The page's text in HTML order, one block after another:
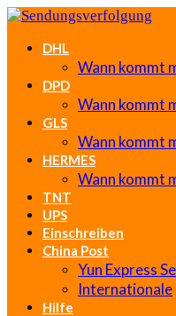
DHL
Wann kommt
DPD
Wann kommt
GLS
Wann kommt
HERMES
Wann kommt
TNT
UPS
Einschreiben
China Post
Yun Express
Internationale
Hilfe